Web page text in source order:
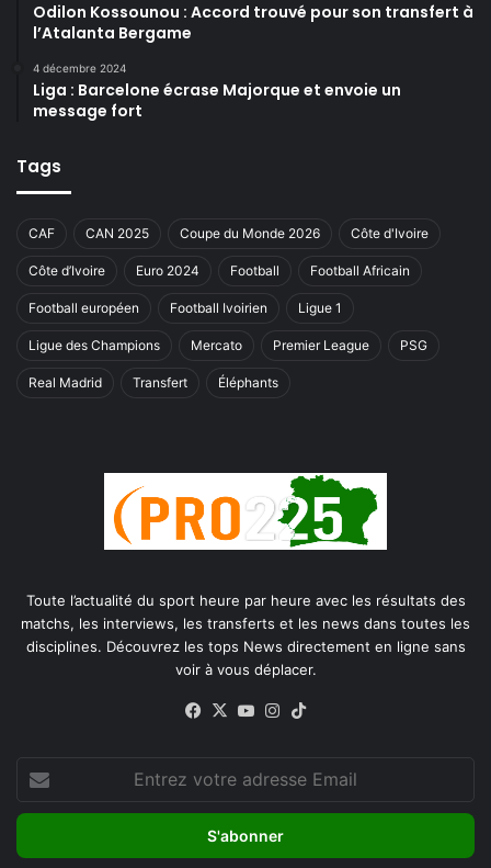
Odilon Kossounou : Accord trouvé pour son transfert à
l’Atalanta Bergame
4 décembre 2024
Liga : Barcelone écrase Majorque et envoie un
message fort
Tags
CAF CAN 2025 Coupe du Monde 2026 Côte d'Ivoire
Côte d’Ivoire Euro 2024 Football Football Africain
Football européen Football Ivoirien Ligue 1
Ligue des Champions Mercato Premier League PSG
Real Madrid Transfert Éléphants
Toute l’actualité du sport heure par heure avec les résultats des
matchs, les interviews, les transferts et les news dans toutes les
disciplines. Découvrez les tops News directement en ligne sans
voir à vous déplacer.
Facebook
X YouTubeInstagram
votre
adresse